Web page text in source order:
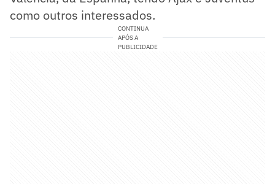
como outros interessados.
CONTINUA
APÓS A
PUBLICIDADE